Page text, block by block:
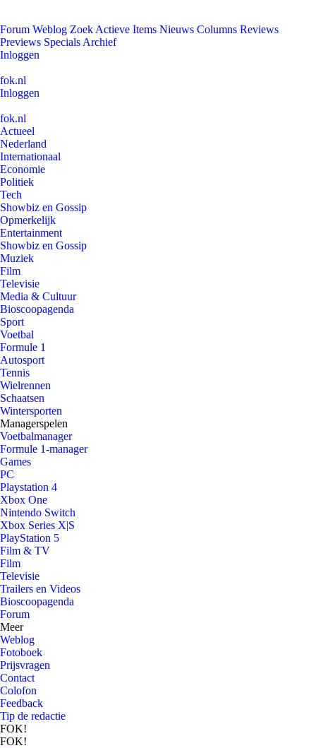
Forum Weblog Zoek Actieve Items Nieuws Columns Reviews
Previews Specials Archief
Inloggen
fok.nl
Inloggen
fok.nl
Actueel
Nederland
Internationaal
Economie
Politiek
Tech
Showbiz en Gossip
Opmerkelijk
Entertainment
Showbiz en Gossip
Muziek
Film
Televisie
Media & Cultuur
Bioscoopagenda
Sport
Voetbal
Formule 1
Autosport
Tennis
Wielrennen
Schaatsen
Wintersporten
Managerspelen
Voetbalmanager
Formule 1-manager
Games
PC
Playstation 4
Xbox One
Nintendo Switch
Xbox Series X|S
PlayStation 5
Film & TV
Film
Televisie
Trailers en Videos
Bioscoopagenda
Forum
Meer
Weblog
Fotoboek
Prijsvragen
Contact
Colofon
Feedback
Tip de redactie
FOK!
FOK!